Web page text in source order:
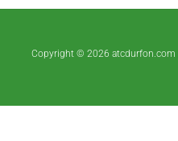
Copyright © 2026 atcdurfon.com |